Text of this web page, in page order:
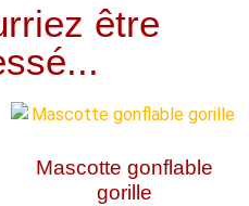
être
Mascotte gonflable
gorille